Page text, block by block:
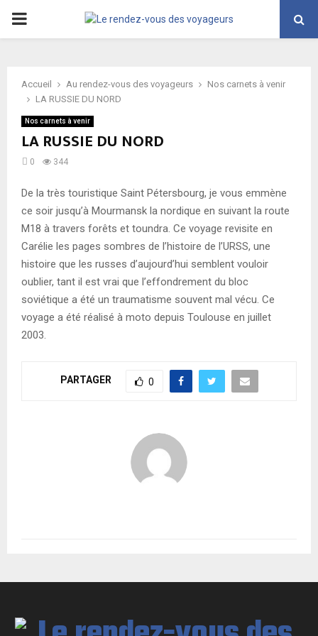
PRIMARY
Accueil Au rendez-vous des voyageurs
Nos carnets à venir
LA RUSSIE DU NORD
Nos carnets à venir
LA RUSSIE DU NORD
0 344
De la très touristique Saint Pétersbourg, je vous emmène
ce soir jusqu’à Mourmansk la nordique en suivant la route
M18 à travers forêts et toundra. Ce voyage revisite en
Carélie les pages sombres de l’histoire de l’URSS, une
histoire que les russes d’aujourd’hui semblent vouloir
oublier, tant il est vrai que l’effondrement du bloc
soviétique a été un traumatisme souvent mal vécu. Ce
voyage a été réalisé à moto depuis Toulouse en juillet
2003.
PARTAGER 0